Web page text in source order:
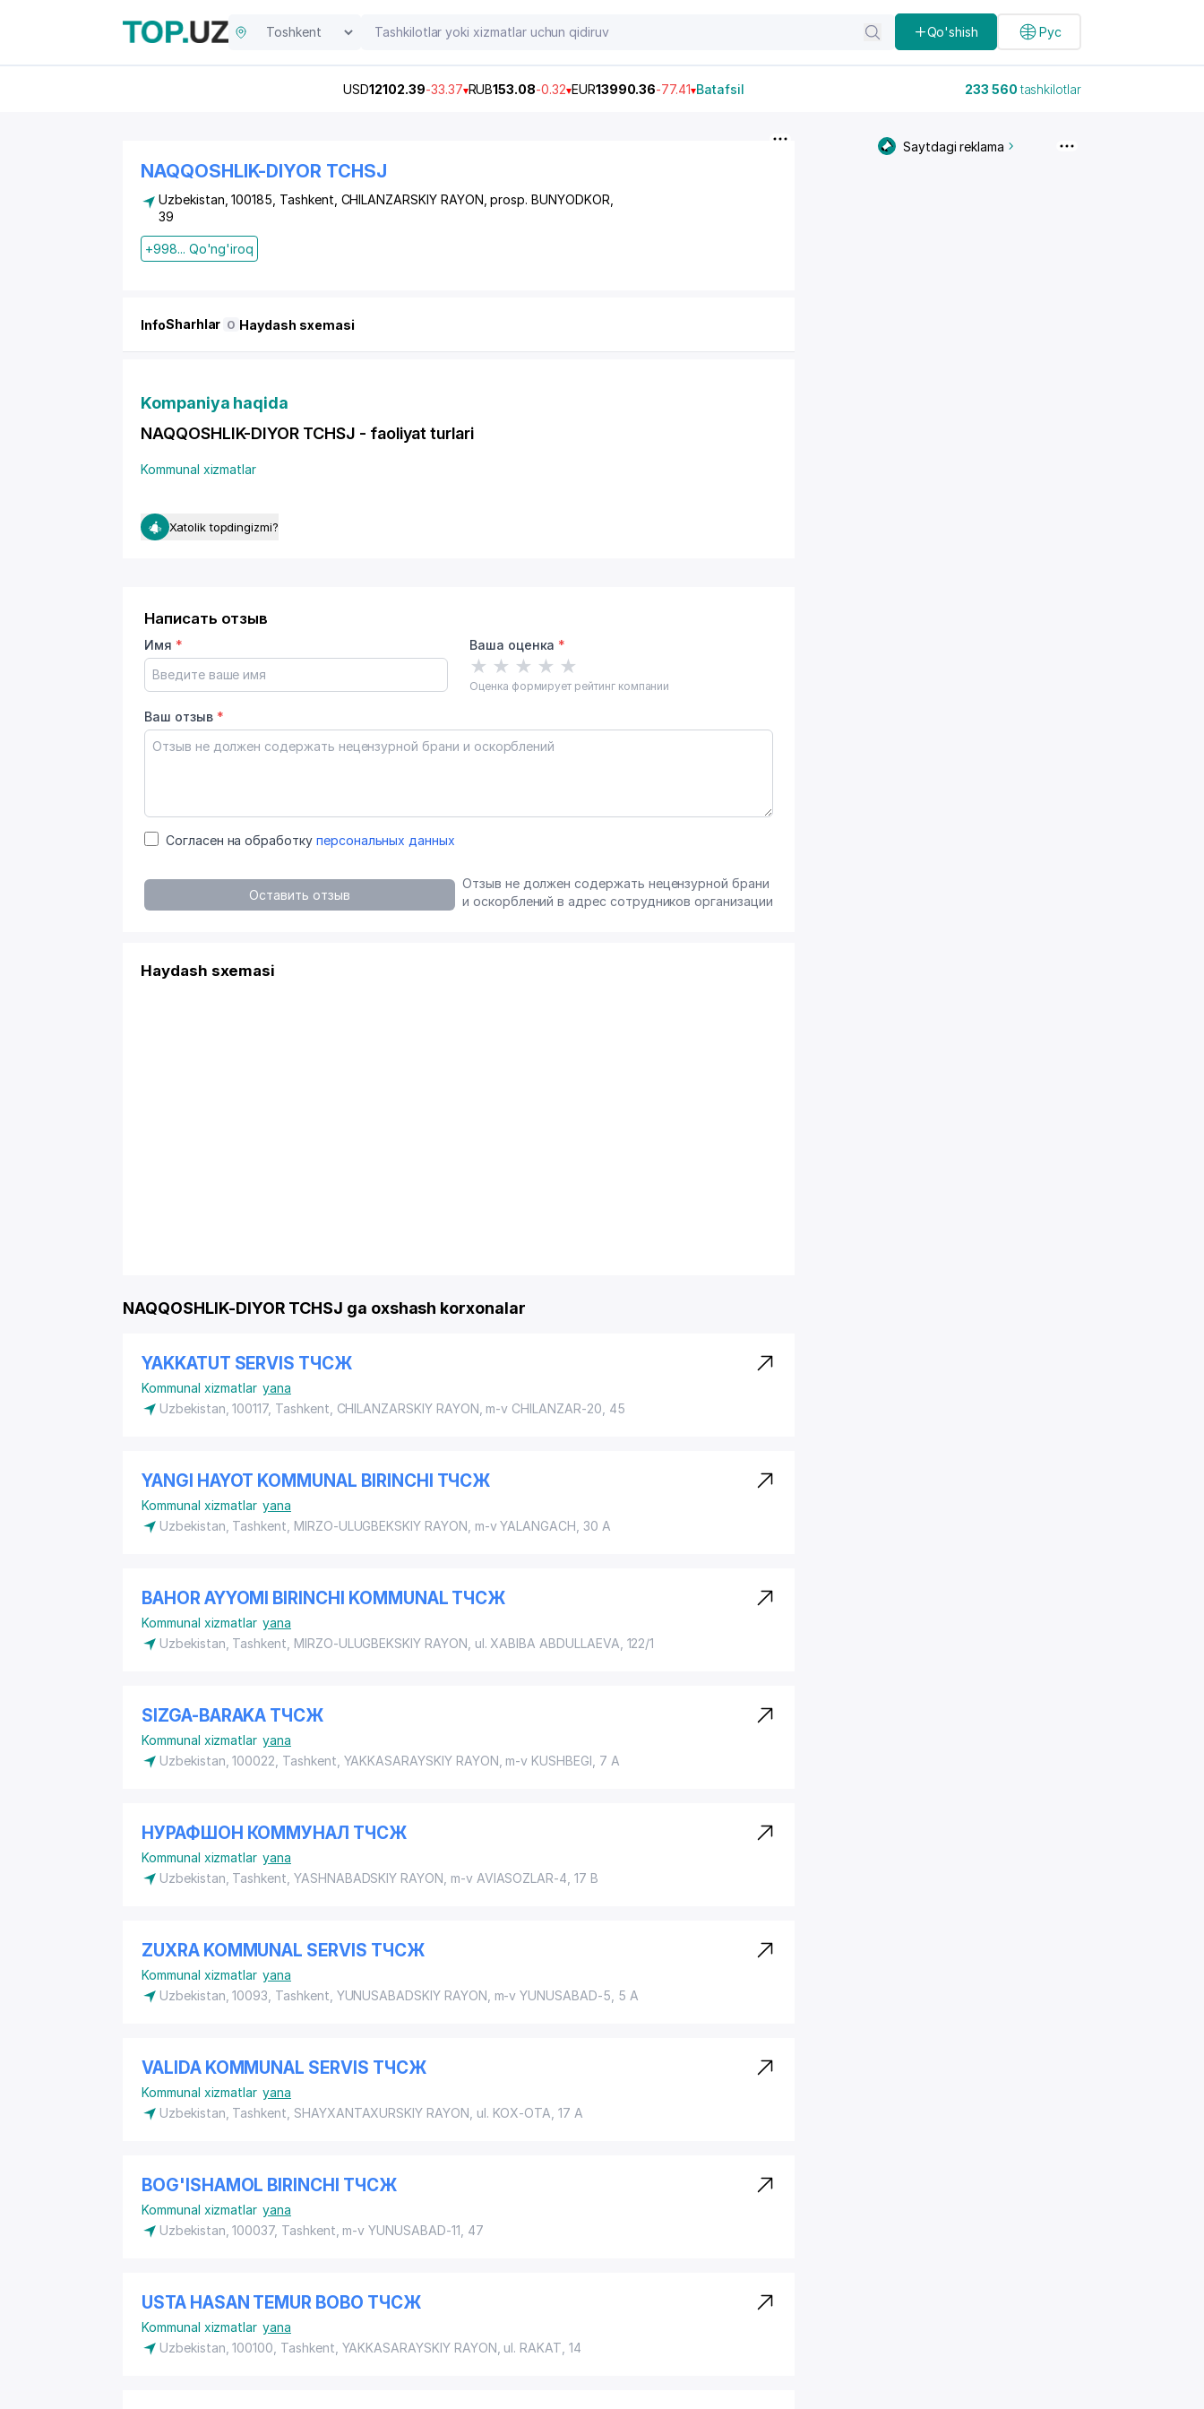
Qo'shish Рус
USD12102.39-33.37 RUB153.08-0.32 EUR13990.36-77.41 Batafsil 233 560tashkilotlar
NAQQOSHLIK-DIYOR TCHSJ
Uzbekistan, 100185, Tashkent, CHILANZARSKIY RAYON ,prosp. BUNYODKOR
39
+998... Qo'ng'iroq
InfoSharhlar 0 Haydash sxemasi
Kompaniya haqida
NAQQOSHLIK-DIYOR TCHSJ - faoliyat turlari
Kommunal xizmatlar
Xatolik topdingizmi?
Написать отзыв
Имя * Ваша оценка *
★ ★ ★ ★ ★
Оценка формирует рейтинг компании
Ваш отзыв *
Согласен на обработку персональных данных
Оставить отзыв
Отзыв не должен содержать нецензурной брани
и оскорблений в адрес сотрудников организации
Haydash sxemasi
NAQQOSHLIK-DIYOR TCHSJ ga oxshash korxonalar
YAKKATUT SERVIS ТЧСЖ
Kommunal xizmatlar yana
Uzbekistan, 100117, Tashkent, CHILANZARSKIY RAYON , m-v CHILANZAR-20, 45
YANGI HAYOT KOMMUNAL BIRINCHI ТЧСЖ
Kommunal xizmatlar yana
Uzbekistan, Tashkent, MIRZO-ULUGBEKSKIY RAYON , m-v YALANGACH, 30 A
BAHOR AYYOMI BIRINCHI KOMMUNAL ТЧСЖ
Kommunal xizmatlar yana
Uzbekistan, Tashkent, MIRZO-ULUGBEKSKIY RAYON ul. XABIBA ABDULLAEVA , 122/1
SIZGA-BARAKA ТЧСЖ
Kommunal xizmatlar yana
Uzbekistan, 100022, Tashkent, YAKKASARAYSKIY RAYON , m-v KUSHBEGI, 7 A
НУРАФШОН КОММУНАЛ ТЧСЖ
Kommunal xizmatlar yana
Uzbekistan, Tashkent, YASHNABADSKIY RAYON m-v AVIASOZLAR-4 , 17 B
ZUXRA KOMMUNAL SERVIS ТЧСЖ
Kommunal xizmatlar yana
Uzbekistan, 10093, Tashkent, YUNUSABADSKIY RAYON , m-v YUNUSABAD-5, 5 A
VALIDA KOMMUNAL SERVIS ТЧСЖ
Kommunal xizmatlar yana
Uzbekistan, Tashkent, SHAYXANTAXURSKIY RAYON ul. KOX-OTA , 17 A
BOG'ISHAMOL BIRINCHI ТЧСЖ
Kommunal xizmatlar yana
Uzbekistan, 100037, Tashkent, m-v YUNUSABAD-11, 47
USTA HASAN TEMUR BOBO ТЧСЖ
Kommunal xizmatlar yana
Uzbekistan, 100100, Tashkent, YAKKASARAYSKIY RAYON , ul. RAKAT, 14
Saytdagi reklama